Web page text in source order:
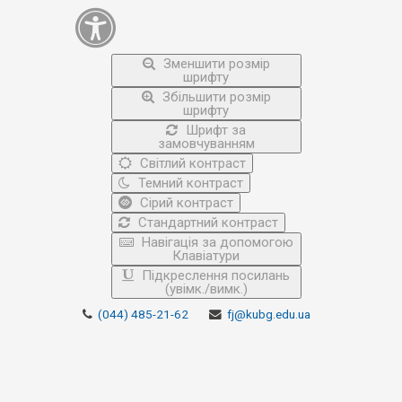
Зменшити розмір
шрифту
Збільшити розмір
шрифту
Шрифт за
замовчуванням
Світлий контраст
Темний контраст
Сірий контраст
Стандартний контраст
Навігація за допомогою
Клавіатури
Підкреслення посилань
(увімк./вимк.)
(044) 485-21-62 fj@kubg.edu.ua